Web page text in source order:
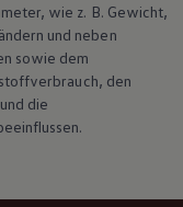
wie z. B. Gewicht,
und neben
sowie dem
den
die